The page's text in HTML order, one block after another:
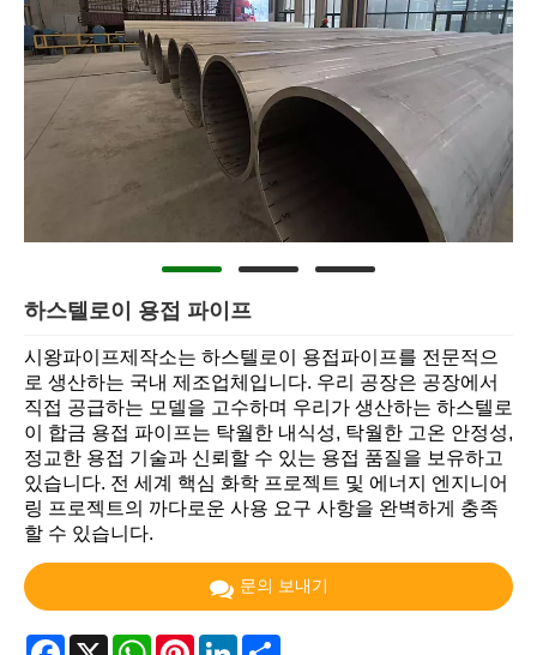
하스텔로이 용접 파이프
시왕파이프제작소는 하스텔로이 용접파이프를 전문적으
로 생산하는 국내 제조업체입니다. 우리 공장은 공장에서
직접 공급하는 모델을 고수하며 우리가 생산하는 하스텔로
이 합금 용접 파이프는 탁월한 내식성, 탁월한 고온 안정성,
정교한 용접 기술과 신뢰할 수 있는 용접 품질을 보유하고
있습니다. 전 세계 핵심 화학 프로젝트 및 에너지 엔지니어
링 프로젝트의 까다로운 사용 요구 사항을 완벽하게 충족
할 수 있습니다.
문의 보내기
Facebook
X WhatsApp
PinterestLinkedIn